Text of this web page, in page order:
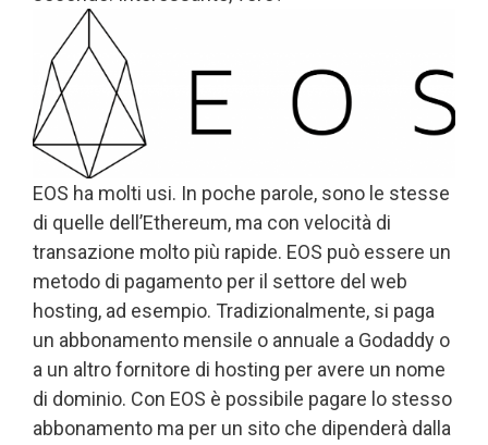
EOS ha molti usi. In poche parole, sono le stesse
di quelle dell’Ethereum, ma con velocità di
transazione molto più rapide. EOS può essere un
metodo di pagamento per il settore del web
hosting, ad esempio. Tradizionalmente, si paga
un abbonamento mensile o annuale a Godaddy o
a un altro fornitore di hosting per avere un nome
di dominio. Con EOS è possibile pagare lo stesso
abbonamento ma per un sito che dipenderà dalla